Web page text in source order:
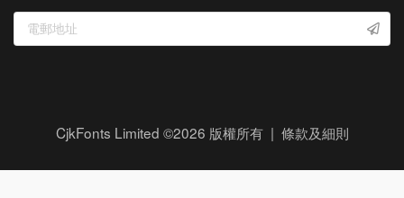
CjkFonts Limited ©2026 版權所有 | 條款及細則